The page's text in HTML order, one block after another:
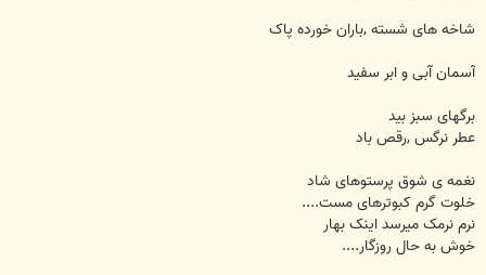
شاخه های شسته ,باران خورده پاک
آسمان آبی و ابر سفید
برگهای سبز بید
عطر نرگس ,رقص باد
نغمه ی شوق پرستوهای شاد
خلوت گرم کبوترهای مست....
نرم نرمک میرسد اینک بهار
خوش به حال روزگار....